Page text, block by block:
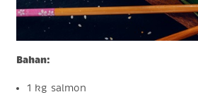
Bahan:
1 kg salmon